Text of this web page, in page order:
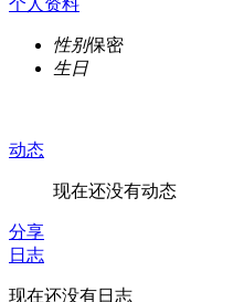
性别保密
生日
动态
现在还没有动态
分享
日志
现在还没有日志